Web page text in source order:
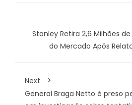
Stanley Retira 2,6 Milhões
do Mercado Após
Next
General Braga Netto é preso